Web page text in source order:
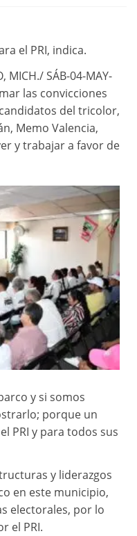
el PRI, indica.
MICH./ SÁB-04-MAY-
las convicciones
del tricolor,
Memo Valencia,
y trabajar a favor de
y si somos
porque un
PRI y para todos sus
y liderazgos
en este municipio,
electorales, por lo
el PRI.